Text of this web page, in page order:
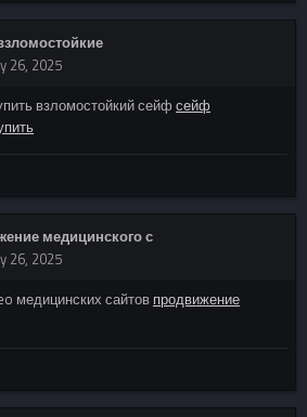
26, 2025
взломостойкий сейф сейф
медицинского с
26, 2025
медицинских сайтов продвижение